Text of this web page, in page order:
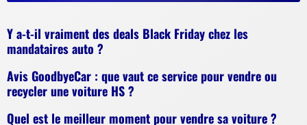
Y a-t-il vraiment des deals Black Friday chez les
mandataires auto ?
Avis GoodbyeCar : que vaut ce service pour vendre ou
recycler une voiture HS ?
Quel est le meilleur moment pour vendre sa voiture ?